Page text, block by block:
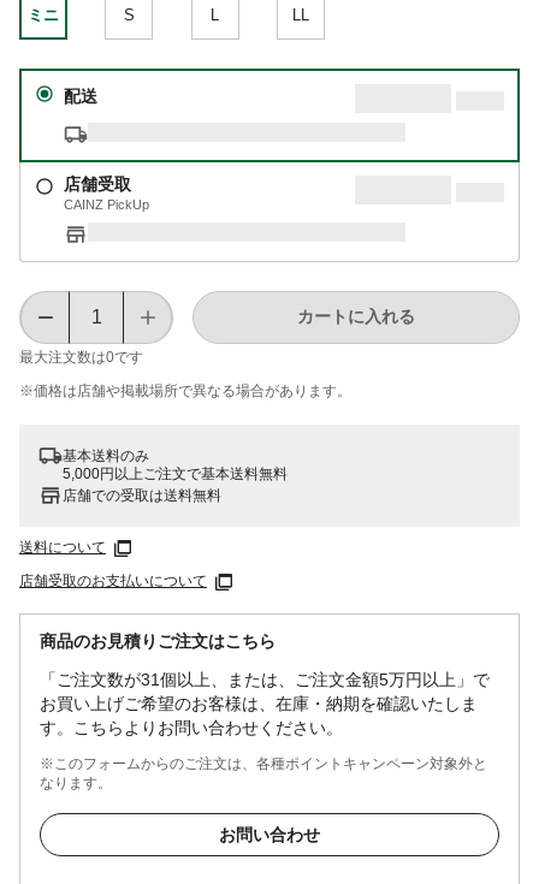
ミニ S
配送
店舗受取
CAINZ PickUp
最大注文数は0です
カートに入れる
※価格は​店舗や​掲載場所で​異なる​場合が​あります。
基本送料のみ
5,000円以上ご注文で基本送料無料
店舗での受取は送料無料
送料について
店舗受取のお支払いについて
商品のお見積りご注文はこちら
「ご注文数が31個以上、または、ご注文金額5万円以上」で
お買い上げご希望のお客様は、在庫・納期を確認いたしま
す。こちらよりお問い合わせください。
※このフォームからのご注文は、各種ポイントキャンペーン対象外と
なります。
お問い合わせ